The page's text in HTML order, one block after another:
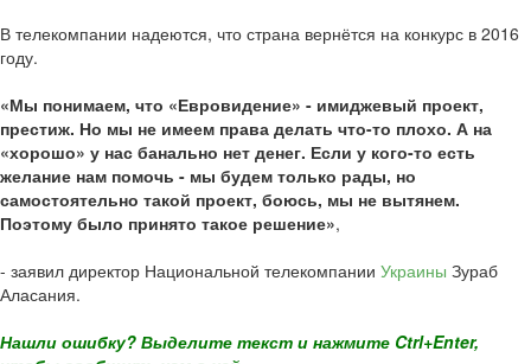
В телекомпании надеются, что страна вернётся на конкурс в 2016
году.
«Мы понимаем, что «Евровидение» - имиджевый проект,
престиж. Но мы не имеем права делать что-то плохо. А на
«хорошо» у нас банально нет денег. Если у кого-то есть
желание нам помочь - мы будем только рады, но
самостоятельно такой проект, боюсь, мы не вытянем.
Поэтому было принято такое решение»,
- заявил директор Национальной телекомпании Украины Зураб
Аласания.
Нашли ошибку? Выделите текст и нажмите Ctrl+Enter,